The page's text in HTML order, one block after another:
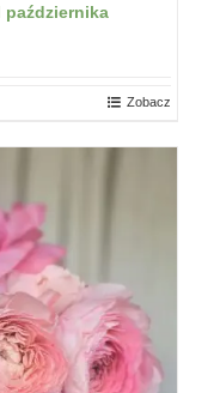
października
Zobacz